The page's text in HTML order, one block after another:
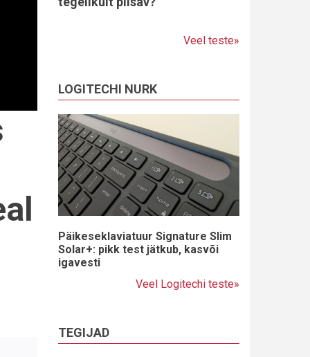
Veel teste»
LOGITECHI NURK
Päikeseklaviatuur Signature Slim
Solar+: pikk test jätkub, kasvõi
igavesti
Veel Logitechi teste»
TEGIJAD